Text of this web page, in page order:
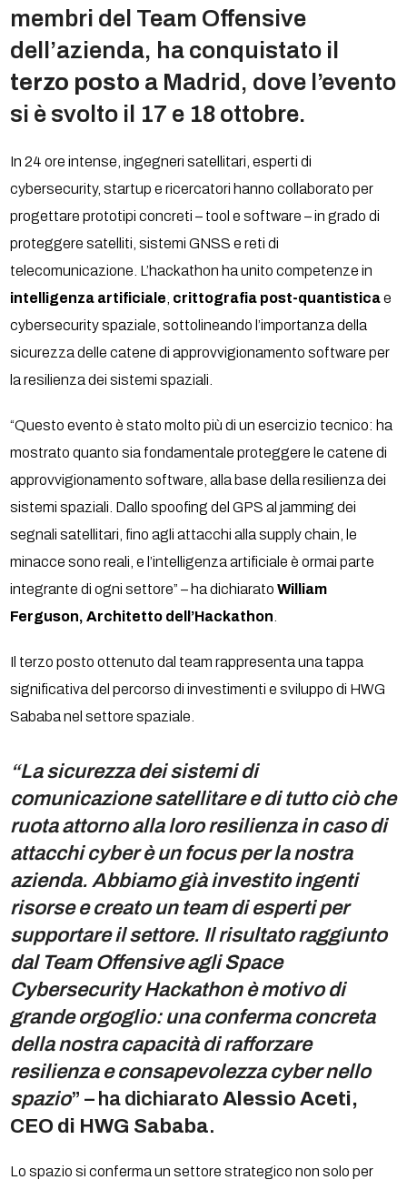
membri del Team Offensive
dell’azienda, ha conquistato il
terzo posto a Madrid, dove l’evento
si è svolto il 17 e 18 ottobre.
In 24 ore intense, ingegneri satellitari, esperti di
cybersecurity, startup e ricercatori hanno collaborato per
progettare prototipi concreti – tool e software – in grado di
proteggere satelliti, sistemi GNSS e reti di
telecomunicazione. L’hackathon ha unito competenze in
intelligenza artificiale crittografia post-quantisticae
cybersecurity spaziale, sottolineando l’importanza della
sicurezza delle catene di approvvigionamento software per
la resilienza dei sistemi spaziali.
“Questo evento è stato molto più di un esercizio tecnico: ha
mostrato quanto sia fondamentale proteggere le catene di
approvvigionamento software, alla base della resilienza dei
sistemi spaziali. Dallo spoofing del GPS al jamming dei
segnali satellitari, fino agli attacchi alla supply chain, le
minacce sono reali, e l’intelligenza artificiale è ormai parte
integrante di ogni settore” – ha dichiaratoWilliam
Ferguson, Architetto dell’Hackathon
Il terzo posto ottenuto dal team rappresenta una tappa
significativa del percorso di investimenti e sviluppo di HWG
Sababa nel settore spaziale.
“La sicurezza dei sistemi di
comunicazione satellitare e di tutto ciò che
ruota attorno alla loro resilienza in caso di
attacchi cyber è un focus per la nostra
azienda. Abbiamo già investito ingenti
risorse e creato un team di esperti per
supportare il settore. Il risultato raggiunto
dal Team Offensive agli Space
Cybersecurity Hackathon è motivo di
grande orgoglio: una conferma concreta
della nostra capacità di rafforzare
resilienza e consapevolezza cyber nello
spazio” – ha dichiaratoAlessio Aceti,
CEO di HWG Sababa.
Lo spazio si conferma un settore strategico non solo per